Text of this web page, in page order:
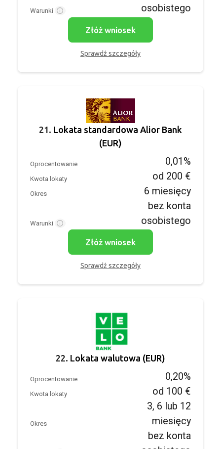
Warunki
osobistego
Złóż wniosek
Sprawdź szczegóły
21. Lokata standardowa Alior Bank
(EUR)
Oprocentowanie 0,01%
Kwota lokaty od 200 €
Okres 6 miesięcy
Warunki
bez konta
osobistego
Złóż wniosek
Sprawdź szczegóły
22. Lokata walutowa (EUR)
Oprocentowanie 0,20%
Kwota lokaty od 100 €
Okres
3, 6 lub 12
miesięcy
bez konta